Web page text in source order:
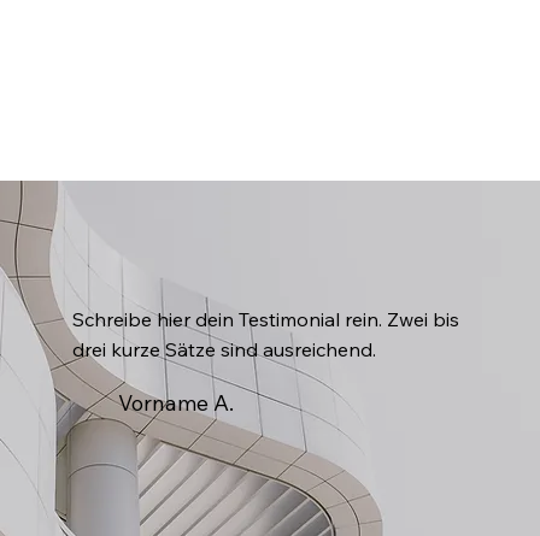
Schreibe hier dein Testimonial rein. Zwei bis
drei kurze Sätze sind ausreichend.
Vorname A.